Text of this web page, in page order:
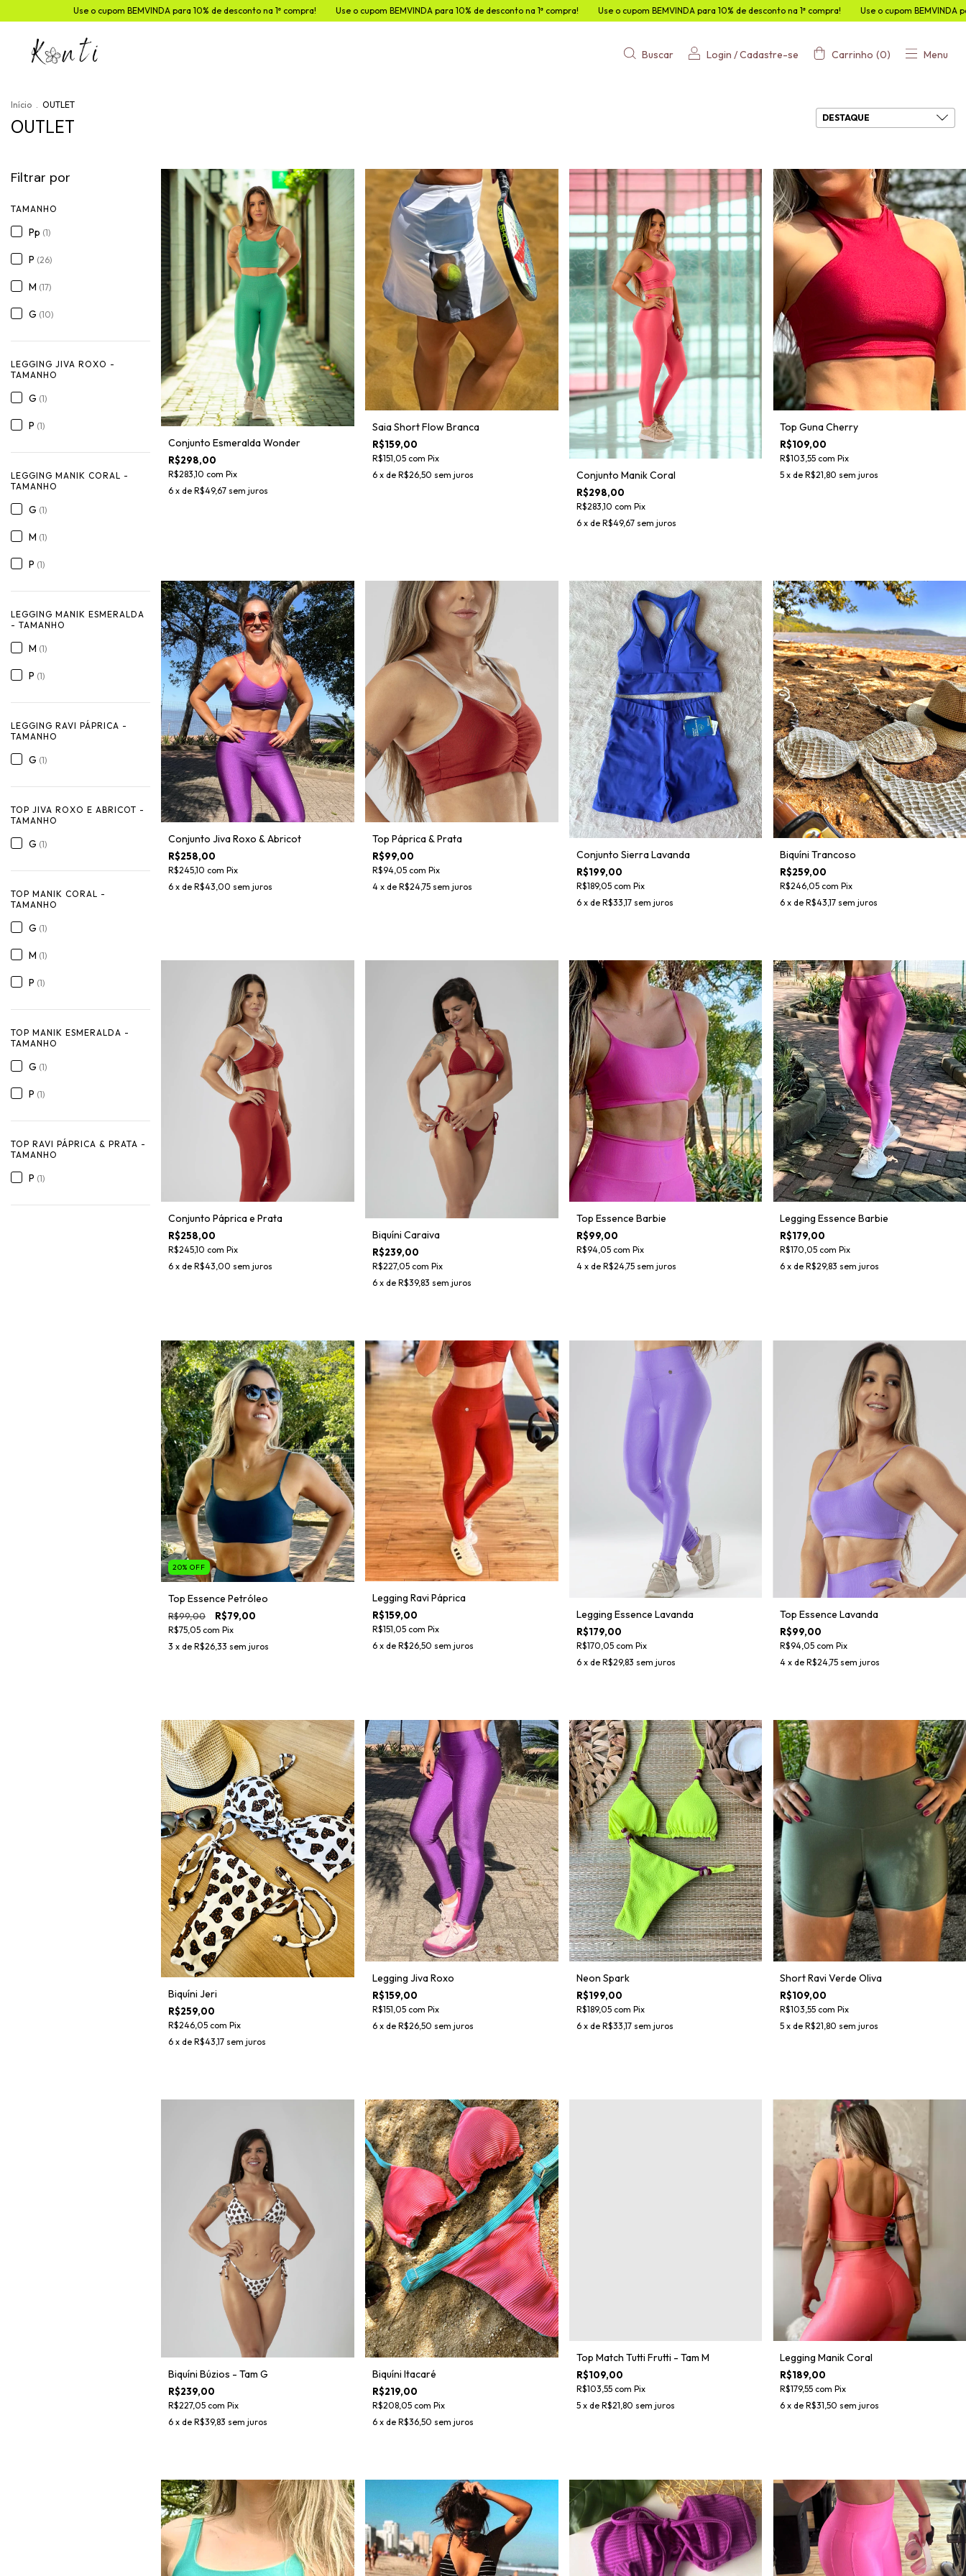
10% de desconto na 1ª compra! Use o cupom BEMVINDA para 10% de desconto na 1ª compra! Use o cupom BEMVINDA para 10% de desconto na 1ª compra! Use o cupom BEMVINDA para 10% de desconto na 1ª compra!
Menu
Buscar Login /Cadastre-se Carrinho (0)
Início . OUTLET
OUTLET
Filtrar por
TAMANHO
Pp (1)
P (26)
M (17)
G (10)
LEGGING JIVA ROXO -
TAMANHO
G (1)
P (1)
LEGGING MANIK CORAL -
TAMANHO
G (1)
M (1)
P (1)
LEGGING MANIK ESMERALDA
- TAMANHO
M (1)
P (1)
LEGGING RAVI PÁPRICA -
TAMANHO
G (1)
TOP JIVA ROXO E ABRICOT -
TAMANHO
G (1)
TOP MANIK CORAL -
TAMANHO
G (1)
M (1)
P (1)
TOP MANIK ESMERALDA -
TAMANHO
G (1)
P (1)
TOP RAVI PÁPRICA & PRATA -
TAMANHO
P (1)
Conjunto Esmeralda Wonder
R$298,00
R$283,10 com Pix
6 x de R$49,67 sem juros
Saia Short Flow Branca
R$159,00
R$151,05 com Pix
6 x de R$26,50 sem juros Conjunto Manik Coral
R$298,00
R$283,10 com Pix
6 x de R$49,67 sem juros
Top Guna Cherry
R$109,00
R$103,55 com Pix
5 x deR$21,80 sem juros
Conjunto Jiva Roxo & Abricot
R$258,00
R$245,10 com Pix
6 x de R$43,00 sem juros
Top Páprica & Prata
R$99,00
R$94,05 com Pix
4 x de R$24,75 sem juros
Conjunto Sierra Lavanda
R$199,00
R$189,05 com Pix
6 x de R$33,17 sem juros
Biquíni Trancoso
R$259,00
R$246,05 com Pix
6 x deR$43,17 sem juros
Conjunto Páprica e Prata
R$258,00
R$245,10 com Pix
6 x de R$43,00 sem juros
Biquíni Caraiva
R$239,00
R$227,05 com Pix
6 x de R$39,83 sem juros
Top Essence Barbie
R$99,00
R$94,05 com Pix
4 x de R$24,75 sem juros
Legging Essence Barbie
R$179,00
R$170,05 com Pix
6 x deR$29,83 sem juros
20% OFF
Top Essence Petróleo
R$99,00 R$79,00
R$75,05 com Pix
3 x de R$26,33 sem juros
Legging Ravi Páprica
R$159,00
R$151,05 com Pix
6 x de R$26,50 sem juros
Legging Essence Lavanda
R$179,00
R$170,05 com Pix
6 x de R$29,83 sem juros
Top Essence Lavanda
R$99,00
R$94,05 com Pix
4 x deR$24,75 sem juros
Biquíni Jeri
R$259,00
R$246,05 com Pix
6 x de R$43,17 sem juros
Legging Jiva Roxo
R$159,00
R$151,05 com Pix
6 x de R$26,50 sem juros
Neon Spark
R$199,00
R$189,05 com Pix
6 x de R$33,17 sem juros
Short Ravi Verde Oliva
R$109,00
R$103,55 com Pix
5 x deR$21,80 sem juros
Biquíni Búzios - Tam G
R$239,00
R$227,05 com Pix
6 x de R$39,83 sem juros
Biquíni Itacaré
R$219,00
R$208,05 com Pix
6 x de R$36,50 sem juros
Top Match Tutti Frutti - Tam M
R$109,00
R$103,55 com Pix
5 x de R$21,80 sem juros
Legging Manik Coral
R$189,00
R$179,55 com Pix
6 x deR$31,50 sem juros